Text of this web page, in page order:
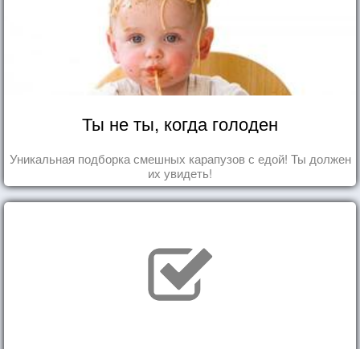
Ты не ты, когда голоден
Уникальная подборка смешных карапузов с едой! Ты должен
их увидеть!